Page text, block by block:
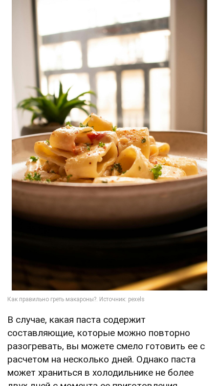
В случае, какая паста содержит
составляющие, которые можно повторно
разогревать, вы можете смело готовить ее с
расчетом на несколько дней. Однако паста
может храниться в холодильнике не более